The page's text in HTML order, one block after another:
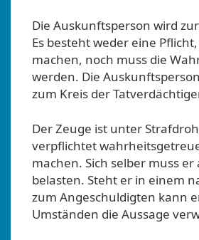
Die Auskunftsperson wird
Es besteht weder eine
machen, noch muss die
werden. Die
zum Kreis der
Der Zeuge ist unter
verpflichtet
machen. Sich selber muss
belasten. Steht er in einem
zum Angeschuldigten kann
Umständen die Aussage